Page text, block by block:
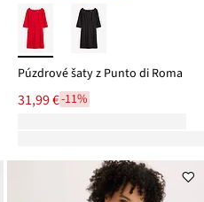
Púzdrové šaty z Punto di Roma
31,99 €-11%